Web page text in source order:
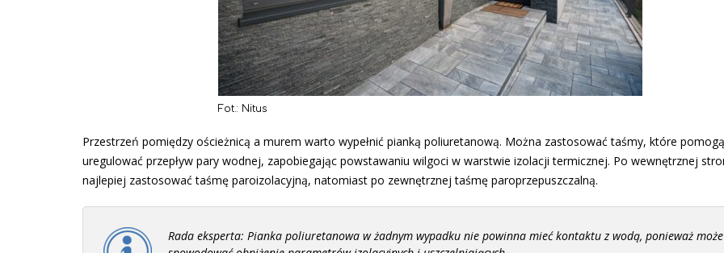
Fot.: Nitus
Przestrzeń pomiędzy ościeżnicą a murem warto wypełnić pianką poliuretanową. Można zastosować taśmy, które pomogą
uregulować przepływ pary wodnej, zapobiegając powstawaniu wilgoci w warstwie izolacji termicznej. Po wewnętrznej
najlepiej zastosować taśmę paroizolacyjną, natomiast po zewnętrznej taśmę paroprzepuszczalną.
Rada eksperta: Pianka poliuretanowa w żadnym wypadku nie powinna mieć kontaktu z wodą, ponieważ